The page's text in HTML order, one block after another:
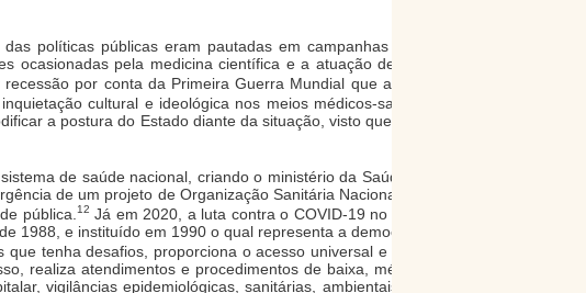
políticas públicas eram pautadas em campanhas sanitárias
ocasionadas pela medicina científica e a atuação de Oswaldo
por conta da Primeira Guerra Mundial que agravou os
cultural e ideológica nos meios médicos-sanitários.
a postura do Estado diante da situação, visto que pretendia
de saúde nacional, criando o ministério da Saúde Pública
de um projeto de Organização Sanitária Nacional no início
pública. 12 Já em 2020, a luta contra o COVID-19 no Brasil tem
1988, e instituído em 1990 o qual representa a democratização
tenha desafios, proporciona o acesso universal e a atenção
realiza atendimentos e procedimentos de baixa, média e alta
vigilâncias epidemiológicas, sanitárias, ambientais e efetua